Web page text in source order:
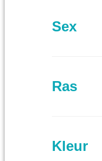
Sex
Ras
Kleur